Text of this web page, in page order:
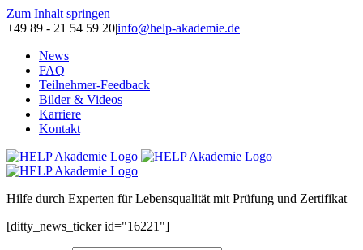
Zum Inhalt springen
+49 89 - 21 54 59 20|info@help-akademie.de
News
FAQ
Teilnehmer-Feedback
Bilder & Videos
Karriere
Kontakt
Hilfe durch Experten fürLebensqualität mit Prüfung und Zertifikat
[ditty_news_ticker id="16221"]